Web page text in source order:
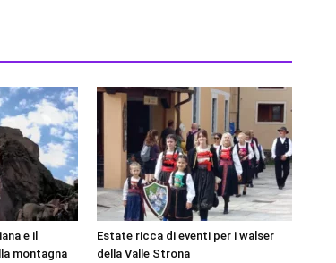
e il
montagna
Estate ricca di eventi per i walser
della Valle Strona